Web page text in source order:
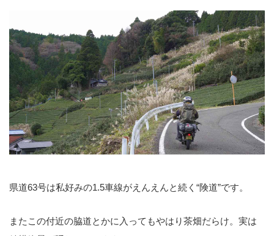
県道63号は私好みの1.5車線がえんえんと続く“険道”です。
またこの付近の脇道とかに入ってもやはり茶畑だらけ。実は